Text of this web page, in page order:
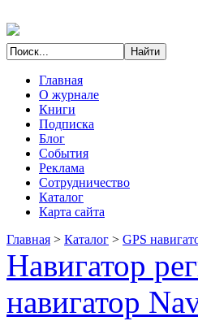
Главная
О журнале
Книги
Подписка
Блог
События
Реклама
Сотрудничество
Каталог
Карта сайта
Главная > Каталог > GPS
Навигатор
навигатор